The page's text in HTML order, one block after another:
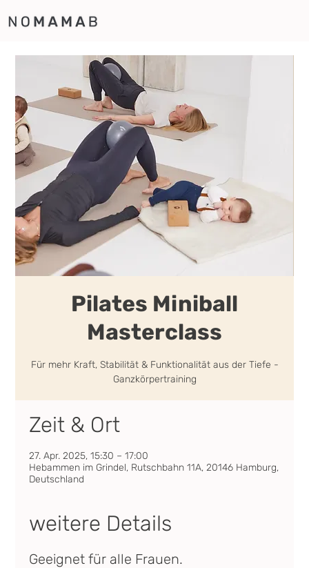
Pilates Miniball
Masterclass
Für mehr Kraft, Stabilität & Funktionalität aus der Tiefe -
Ganzkörpertraining
Zeit & Ort
27. Apr. 2025, 15:30 – 17:00
Hebammen im Grindel, Rutschbahn 11A, 20146 Hamburg,
Deutschland
weitere Details
Geeignet für alle Frauen.